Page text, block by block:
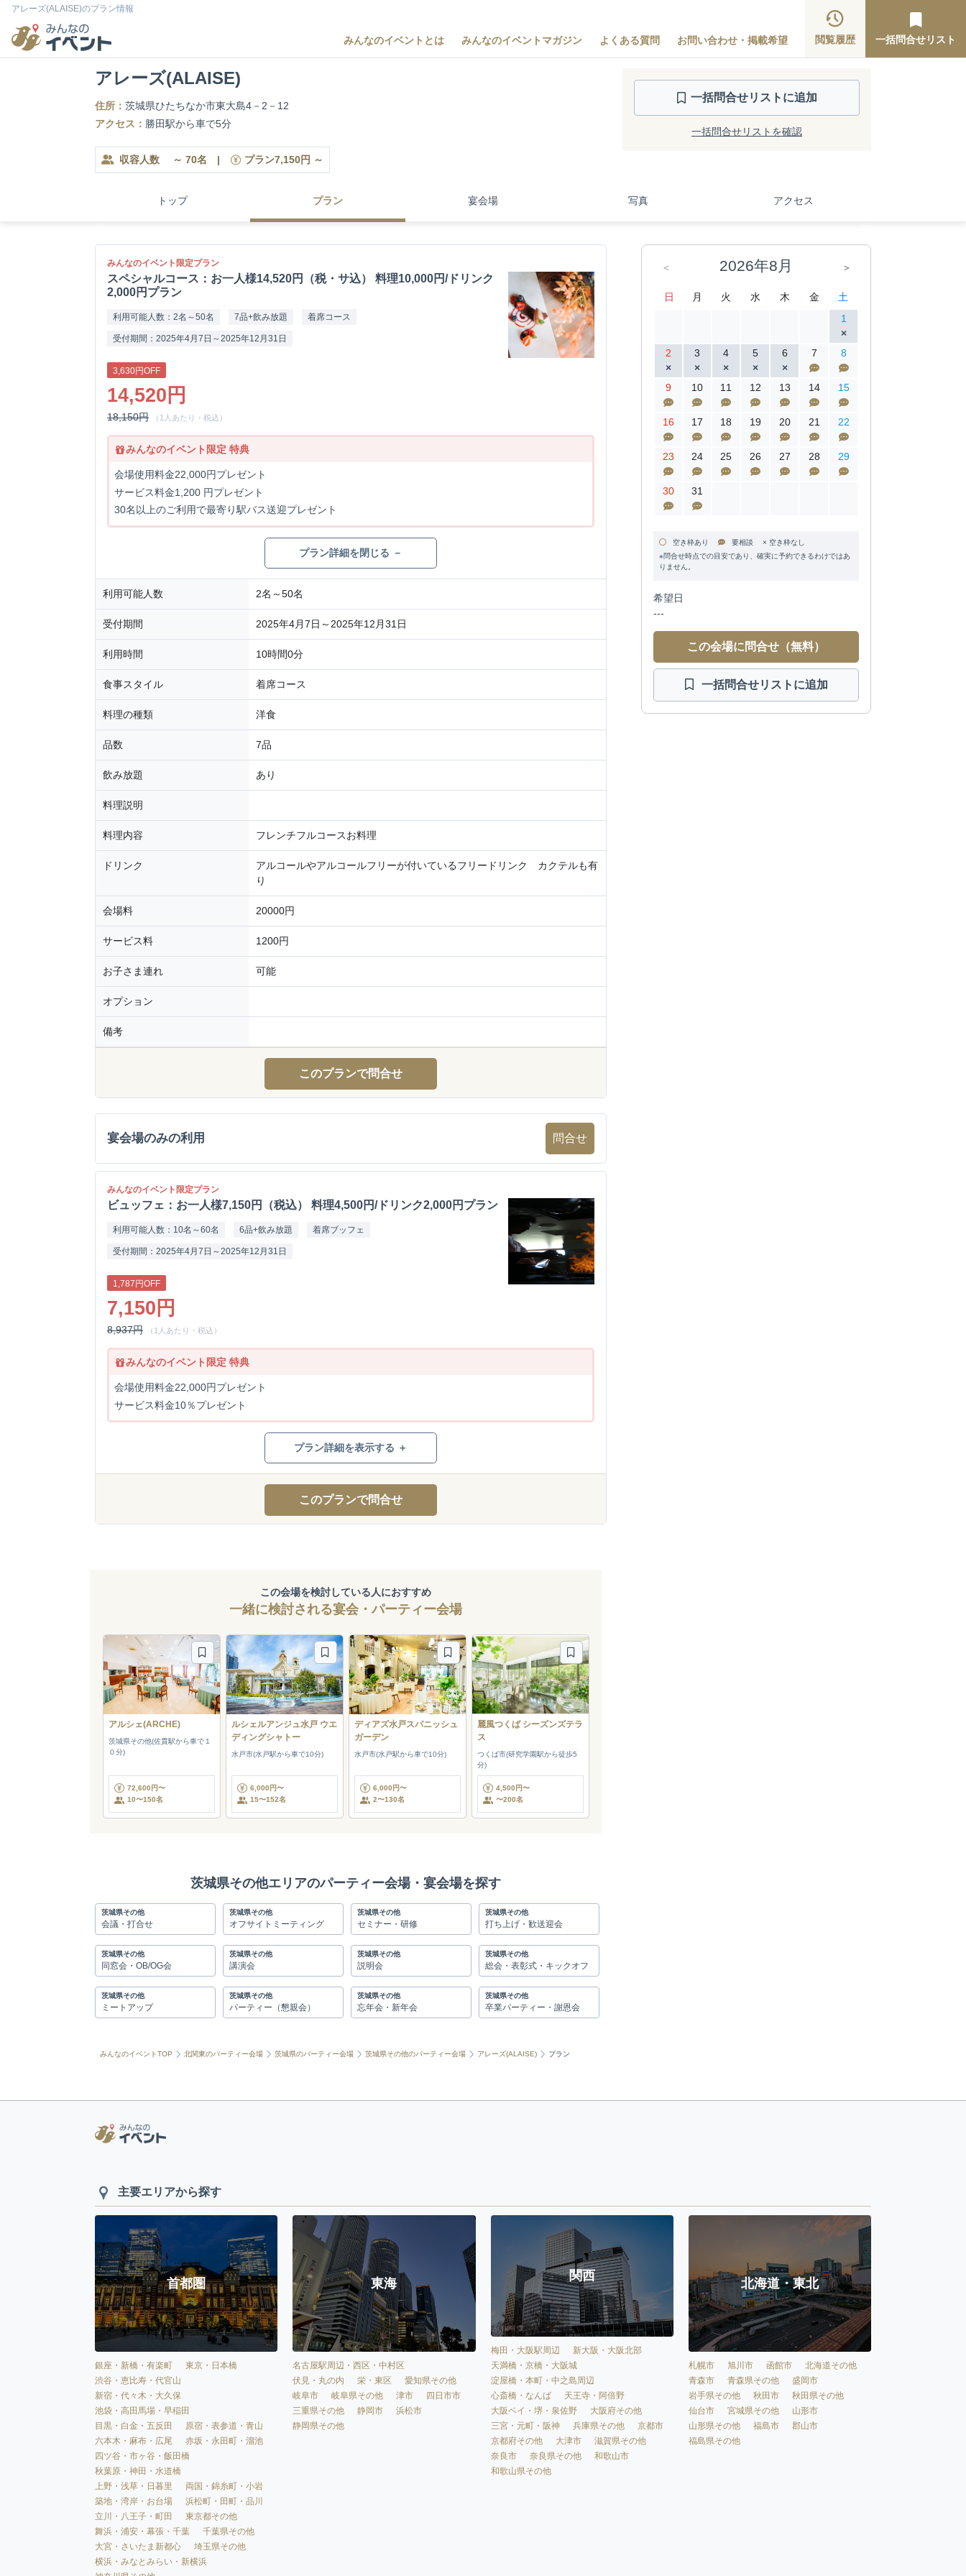
アレーズ(ALAISE)のプラン情報
みんなのイベントとは みんなのイベントマガジン よくある質問 お問い合わせ・掲載希望 閲覧履歴 一括問合せリスト
アレーズ(ALAISE)
住所： 茨城県ひたちなか市東大島4－2－12
アクセス： 勝田駅から車で5分
収容人数 ～ 70名 | プラン7,150円 ～
一括問合せリストに追加
一括問合せリストを確認
トップ プラン 宴会場 写真 アクセス
みんなのイベント限定プラン
スペシャルコース：お一人様14,520円（税・サ込） 料理10,000円/ドリンク
2,000円プラン
利用可能人数：2名～50名 7品+飲み放題 着席コース
受付期間：2025年4月7日～2025年12月31日
3,630円OFF
14,520円
18,150円 （1人あたり・税込）
みんなのイベント限定 特典
会場使用料金22,000円プレゼント
サービス料金1,200 円プレゼント
30名以上のご利用で最寄り駅バス送迎プレゼント
プラン詳細を閉じる －
利用可能人数 2名～50名
受付期間 2025年4月7日～2025年12月31日
利用時間 10時間0分
食事スタイル 着席コース
料理の種類 洋食
品数 7品
飲み放題 あり
料理説明
料理内容 フレンチフルコースお料理
ドリンク
アルコールやアルコールフリーが付いているフリードリンク カクテルも有
り
会場料 20000円
サービス料 1200円
お子さま連れ 可能
オプション
備考
このプランで問合せ
宴会場のみの利用 問合せ
みんなのイベント限定プラン
ビュッフェ：お一人様7,150円（税込） 料理4,500円/ドリンク2,000円プラン
利用可能人数：10名～60名 6品+飲み放題 着席ブッフェ
受付期間：2025年4月7日～2025年12月31日
1,787円OFF
7,150円
8,937円 （1人あたり・税込）
みんなのイベント限定 特典
会場使用料金22,000円プレゼント
サービス料金10％プレゼント
プラン詳細を表示する ＋
このプランで問合せ
＜ 2026年8月 ＞
日 月 火 水 木 金
土
1
2 3 4 5 6 7 8
9 10 11 12 13 14 15
16 17 18 19 20 21 22
23 24 25 26 27 28 29
30 31
空き枠あり
要相談 × 空き枠なし
※問合せ時点での目安であり、確実に予約できるわけではあ
りません。
希望日
---
この会場に問合せ（無料）
一括問合せリストに追加
この会場を検討している人におすすめ
一緒に検討される宴会・パーティー会場
アルシェ(ARCHE)
茨城県その他(佐貫駅から車で１
０分)
72,600円〜
10〜150名
ルシェルアンジュ水戸 ウエ
ディングシャトー
水戸市(水戸駅から車で10分)
6,000円〜
15〜152名
ディアズ水戸スパニッシュ
ガーデン
水戸市(水戸駅から車で10分)
6,000円〜
2〜130名
麗風つくば シーズンズテラ
ス
つくば市(研究学園駅から徒歩5
分)
4,500円〜
〜200名
茨城県その他エリアのパーティー会場・宴会場を探す
茨城県その他
会議・打合せ
茨城県その他
オフサイトミーティング
茨城県その他
セミナー・研修
茨城県その他
打ち上げ・歓送迎会
茨城県その他
同窓会・OB/OG会
茨城県その他
講演会
茨城県その他
説明会
茨城県その他
総会・表彰式・キックオフ
茨城県その他
ミートアップ
茨城県その他
パーティー（懇親会）
茨城県その他
忘年会・新年会
茨城県その他
卒業パーティー・謝恩会
みんなのイベントTOP 北関東のパーティー会場 茨城県のパーティー会場 茨城県その他のパーティー会場 アレーズ(ALAISE) プラン
主要エリアから探す
首都圏
銀座・新橋・有楽町
東京・日本橋
渋谷・恵比寿・代官山
新宿・代々木・大久保
池袋・高田馬場・早稲田
目黒・白金・五反田
原宿・表参道・青山
六本木・麻布・広尾
赤坂・永田町・溜池
四ツ谷・市ヶ谷・飯田橋
秋葉原・神田・水道橋
上野・浅草・日暮里
両国・錦糸町・小岩
築地・湾岸・お台場
浜松町・田町・品川
立川・八王子・町田
東京都その他
舞浜・浦安・幕張・千葉
千葉県その他
大宮・さいたま新都心
埼玉県その他
横浜・みなとみらい・新横浜
東海
名古屋駅周辺・西区・中村区
伏見・丸の内
栄・東区
愛知県その他
岐阜市
岐阜県その他 津市
四日市市
三重県その他
静岡市
浜松市
静岡県その他
関西
梅田・大阪駅周辺
新大阪・大阪北部
天満橋・京橋・大阪城
淀屋橋・本町・中之島周辺
心斎橋・なんば
天王寺・阿倍野
大阪ベイ・堺・泉佐野
大阪府その他
三宮・元町・阪神
兵庫県その他
京都市
京都府その他
大津市
滋賀県その他
奈良市
奈良県その他
和歌山市
和歌山県その他
北海道・東北
札幌市 旭川市 函館市
北海道その他
青森市
青森県その他
盛岡市
岩手県その他
秋田市
秋田県その他
仙台市
宮城県その他
山形市
山形県その他
福島市
郡山市
福島県その他